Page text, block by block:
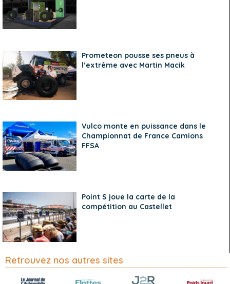
Prometeon pousse ses pneus à
l’extrême avec Martin Macik
Vulco monte en puissance dans le
Championnat de France Camions
FFSA
Point S joue la carte de la
compétition au Castellet
Retrouvez nos autres sites